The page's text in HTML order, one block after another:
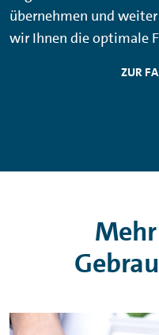
übernehmen und
wir Ihnen die optimale
ZUR